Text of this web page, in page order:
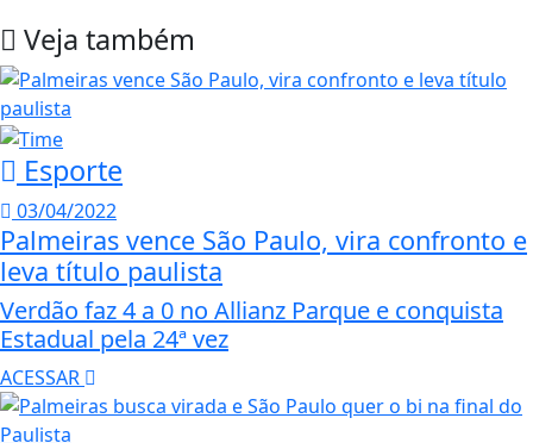
Veja também
Esporte
03/04/2022
Palmeiras vence São Paulo, vira confronto e
leva título paulista
Verdão faz 4 a 0 no Allianz Parque e conquista
Estadual pela 24ª vez
ACESSAR